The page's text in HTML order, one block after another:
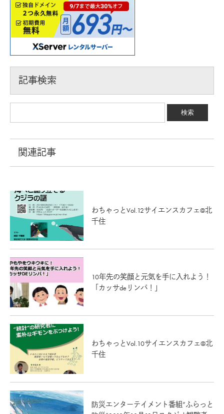
記事検索
関連記事
わちゃっとVol.12サイエンスカフェ@北
千住
10年先の笑顔と元気を手に入れよう！
「カッサdeリンパ！」
わちゃっとVol.10サイエンスカフェ@北
千住
防災エンターテイメント番組”ふらっと